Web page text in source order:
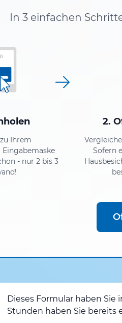
In 3 einfachen
Ihrem
- nur 2 bis 3
2.
Sofern
Dieses Formular haben
Stunden haben Sie bereits